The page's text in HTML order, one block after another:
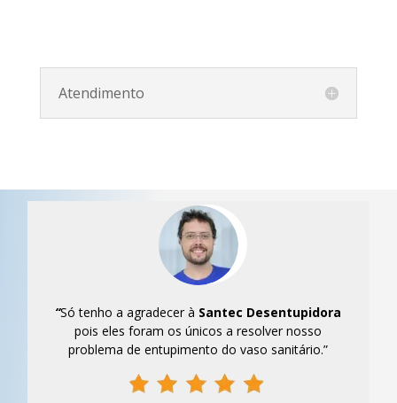
Atendimento
“Só tenho a agradecer à Santec Desentupidora
pois eles foram os únicos a resolver nosso
problema de entupimento do vaso sanitário.”